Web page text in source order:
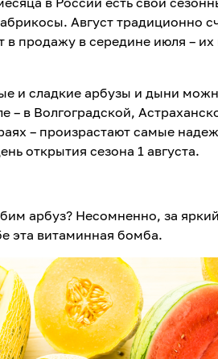
Август традиционно
в продажу в середине июля –
и сладкие арбузы и дыни
– в Волгоградской,
– произрастают самые
открытия сезона 1 августа.
арбуз? Несомненно, за
эта витаминная бомба.